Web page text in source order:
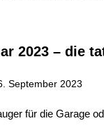
2023 – die
September 2023
für die Garage